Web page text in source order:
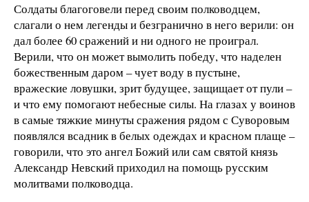
Солдаты благоговели перед своим полководцем,
слагали о нем легенды и безгранично в него верили: он
дал более 60 сражений и ни одного не проиграл.
Верили, что он может вымолить победу, что наделен
божественным даром – чует воду в пустыне,
вражеские ловушки, зрит будущее, защищает от пули –
и что ему помогают небесные силы. На глазах у воинов
в самые тяжкие минуты сражения рядом с Суворовым
появлялся всадник в белых одеждах и красном плаще –
говорили, что это ангел Божий или сам святой князь
Александр Невский приходил на помощь русским
молитвами полководца.